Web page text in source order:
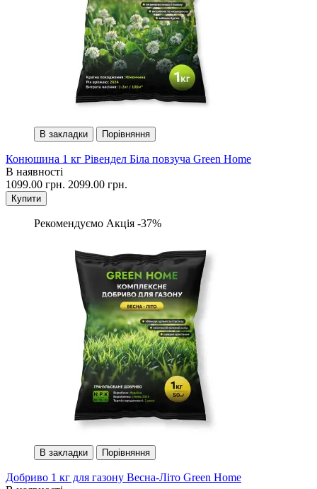
В закладки Порівняння
Конюшина 1 кг Рівендел Біла повзуча Green Home
В наявності
1099.00 грн. 2099.00 грн.
Купити
Рекомендуємо Акція -37%
В закладки Порівняння
Добриво 1 кг для газону Весна-Літо Green Home